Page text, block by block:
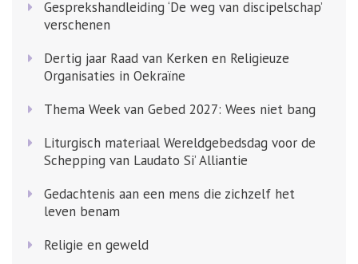
Gesprekshandleiding ‘De weg van discipelschap’
verschenen
Dertig jaar Raad van Kerken en Religieuze
Organisaties in Oekraïne
Thema Week van Gebed 2027: Wees niet bang
Liturgisch materiaal Wereldgebedsdag voor de
Schepping van Laudato Si’ Alliantie
Gedachtenis aan een mens die zichzelf het
leven benam
Religie en geweld